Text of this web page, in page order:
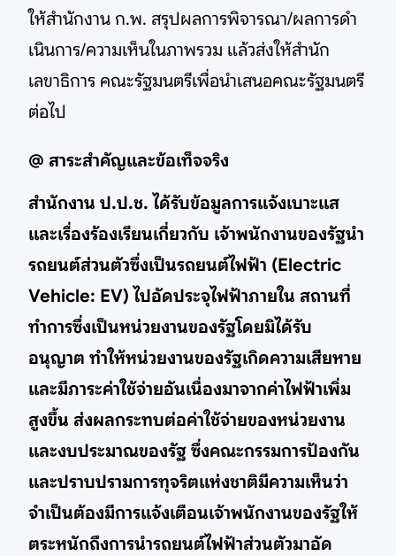
ให้สํานักงาน ก.พ. สรุปผลการพิจารณา/ผลการดํา
เนินการ/ความเห็นในภาพรวม แล้วส่งให้สํานัก
เลขาธิการ คณะรัฐมนตรีเพื่อนําเสนอคณะรัฐมนตรี
ต่อไป
@ สาระสำคัญและข้อเท็จจริง
สํานักงาน ป.ป.ช. ได้รับข้อมูลการแจ้งเบาะแส
และเรื่องร้องเรียนเกี่ยวกับ เจ้าพนักงานของรัฐนํา
รถยนต์ส่วนตัวซึ่งเป็นรถยนต์ไฟฟ้า (Electric
Vehicle: EV) ไปอัดประจุไฟฟ้าภายใน สถานที่
ทําการซึ่งเป็นหน่วยงานของรัฐโดยมิได้รับ
อนุญาต ทําให้หน่วยงานของรัฐเกิดความเสียหาย
และมีภาระค่าใช้จ่ายอันเนื่องมาจากค่าไฟฟ้าเพิ่ม
สูงขึ้น ส่งผลกระทบต่อค่าใช้จ่ายของหน่วยงาน
และงบประมาณของรัฐ ซึ่งคณะกรรมการป้องกัน
และปราบปรามการทุจริตแห่งชาติมีความเห็นว่า
จําเป็นต้องมีการแจ้งเตือนเจ้าพนักงานของรัฐให้
ตระหนักถึงการนํารถยนต์ไฟฟ้าส่วนตัวมาอัด